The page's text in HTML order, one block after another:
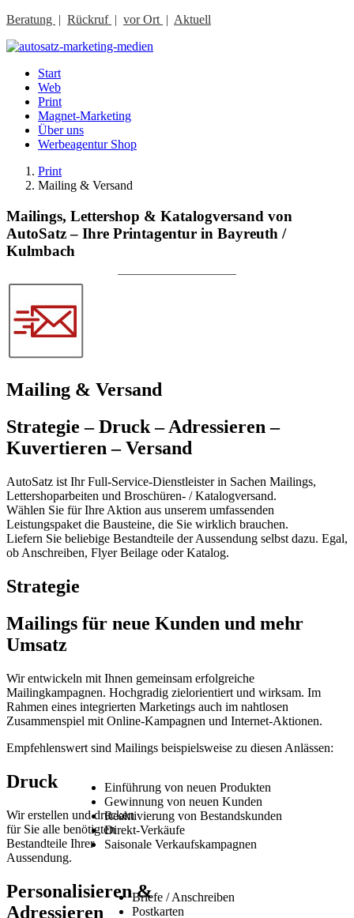
Beratung | Rückruf | vor Ort | Aktuell
Start
Web
Print
Magnet-Marketing
Über uns
Werbeagentur Shop
Print
Mailing & Versand
Mailings, Lettershop & Katalogversand von
AutoSatz – Ihre Printagentur in Bayreuth /
Kulmbach
Mailing & Versand
Strategie – Druck – Adressieren –
Kuvertieren – Versand
AutoSatz ist Ihr Full-Service-Dienstleister in Sachen Mailings,
Lettershoparbeiten und Broschüren- / Katalogversand.
Wählen Sie für Ihre Aktion aus unserem umfassenden
Leistungspaket die Bausteine, die Sie wirklich brauchen.
Liefern Sie beliebige Bestandteile der Aussendung selbst dazu. Egal,
ob Anschreiben, Flyer Beilage oder Katalog.
Strategie
Mailings für neue Kunden und mehr
Umsatz
Wir entwickeln mit Ihnen gemeinsam erfolgreiche
Mailingkampagnen. Hochgradig zielorientiert und wirksam. Im
Rahmen eines integrierten Marketings auch im nahtlosen
Zusammenspiel mit Online-Kampagnen und Internet-Aktionen.
Empfehlenswert sind Mailings beispielsweise zu diesen Anlässen:
Einführung von neuen Produkten
Gewinnung von neuen Kunden
Reaktivierung von Bestandskunden
Direkt-Verkäufe
Saisonale Verkaufskampagnen
Druck
Wir erstellen und drucken
für Sie alle benötigten
Bestandteile Ihrer
Aussendung.
Briefe / Anschreiben
Postkarten
Personalisieren &
Adressieren